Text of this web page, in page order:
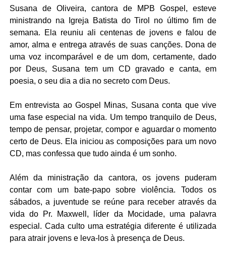
Susana de Oliveira, cantora de MPB Gospel, esteve
ministrando na Igreja Batista do Tirol no último fim de
semana. Ela reuniu ali centenas de jovens e falou de
amor, alma e entrega através de suas canções. Dona de
uma voz incomparável e de um dom, certamente, dado
por Deus, Susana tem um CD gravado e canta, em
poesia, o seu dia a dia no secreto com Deus.
Em entrevista ao Gospel Minas, Susana conta que vive
uma fase especial na vida. Um tempo tranquilo de Deus,
tempo de pensar, projetar, compor e aguardar o momento
certo de Deus. Ela iniciou as composições para um novo
CD, mas confessa que tudo ainda é um sonho.
Além da ministração da cantora, os jovens puderam
contar com um bate-papo sobre violência. Todos os
sábados, a juventude se reúne para receber através da
vida do Pr. Maxwell, líder da Mocidade, uma palavra
especial. Cada culto uma estratégia diferente é utilizada
para atrair jovens e leva-los à presença de Deus.